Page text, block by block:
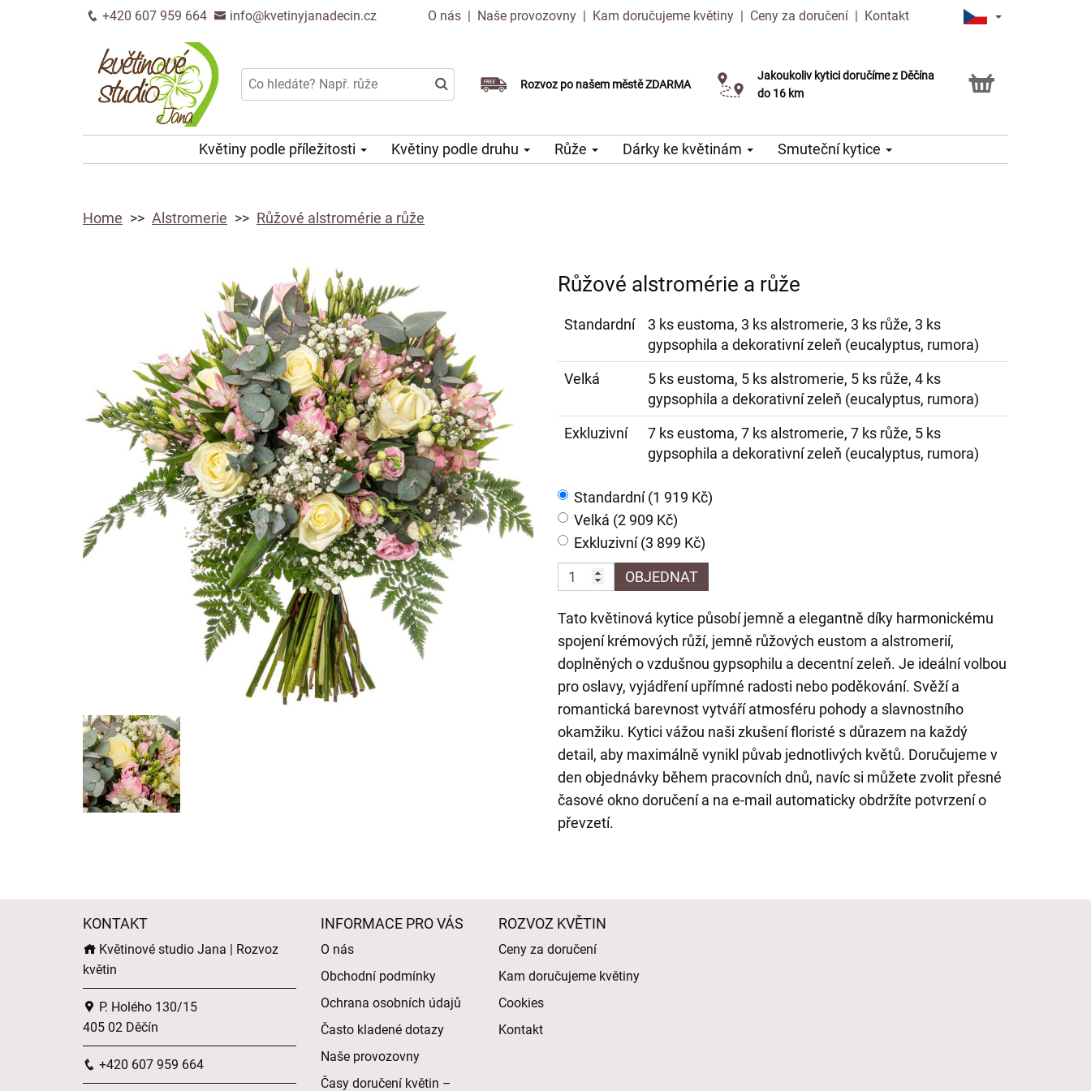
+420 607 959 664 info@kvetinyjanadecin.cz O nás | Naše provozovny | Kam doručujeme květiny | Ceny za doručení | Kontakt
Rozvoz po našem městě ZDARMA
Doručujeme již v den objednávky
Možný výběr času a dne doručení
Jakoukoliv kytici doručíme z Děčína
do 16 km
Možnost vyzvednout v naší květince
Květiny podle příležitosti Květiny podle druhu Růže Dárky ke květinám Smuteční kytice
Home Alstromerie Růžové alstromérie a růže
Růžové alstromérie a růže
Standardní
3 ks eustoma, 3 ks alstromerie, 3 ks růže, 3 ks
gypsophila a dekorativní zeleň (eucalyptus, rumora)
Velká
5 ks eustoma, 5 ks alstromerie, 5 ks růže, 4 ks
gypsophila a dekorativní zeleň (eucalyptus, rumora)
Exkluzivní
7 ks eustoma, 7 ks alstromerie, 7 ks růže, 5 ks
gypsophila a dekorativní zeleň (eucalyptus, rumora)
Standardní (1 919 Kč)
Velká (2 909 Kč)
Exkluzivní (3 899 Kč)
OBJEDNAT
Tato květinová kytice působí jemně a elegantně díky harmonickému
spojení krémových růží, jemně růžových eustom a alstromerií,
doplněných o vzdušnou gypsophilu a decentní zeleň. Je ideální volbou
pro oslavy, vyjádření upřímné radosti nebo poděkování. Svěží a
romantická barevnost vytváří atmosféru pohody a slavnostního
okamžiku. Kytici vážou naši zkušení floristé s důrazem na každý
detail, aby maximálně vynikl půvab jednotlivých květů. Doručujeme v
den objednávky během pracovních dnů, navíc si můžete zvolit přesné
časové okno doručení a na e-mail automaticky obdržíte potvrzení o
převzetí.
KONTAKT
Květinové studio Jana | Rozvoz
květin
P. Holého 130/15
405 02 Děčín
+420 607 959 664
INFORMACE PRO VÁS
O nás
Obchodní podmínky
Ochrana osobních údajů
Často kladené dotazy
Naše provozovny
Časy doručení květin –
ROZVOZ KVĚTIN
Ceny za doručení
Kam doručujeme květiny
Cookies
Kontakt